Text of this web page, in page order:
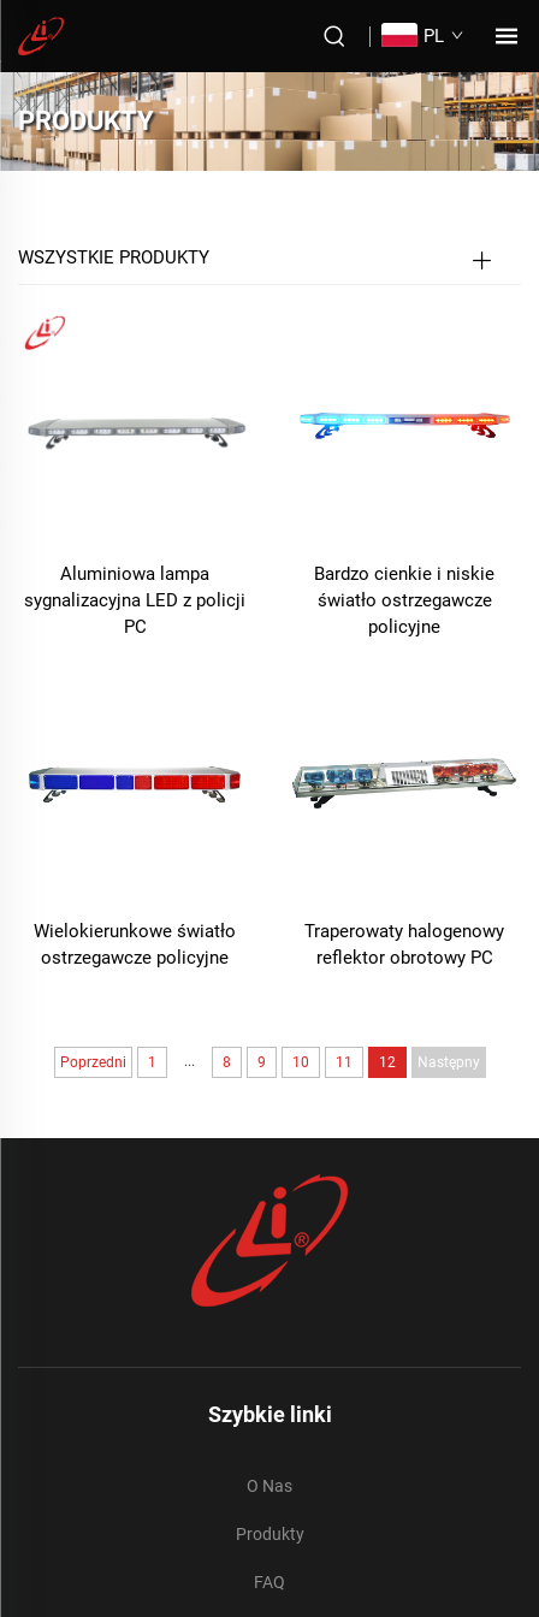
PL
PRODUKTY
WSZYSTKIE PRODUKTY
Aluminiowa lampa
sygnalizacyjna LED z policji
PC
Bardzo cienkie i niskie
światło ostrzegawcze
policyjne
Wielokierunkowe światło
ostrzegawcze policyjne
Traperowaty halogenowy
reflektor obrotowy PC
Poprzedni 1 ... 8 9 10 11 12 Następny
Szybkie linki
O Nas
Produkty
FAQ